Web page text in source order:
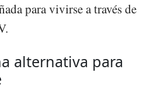
para vivirse a través de
alternativa para